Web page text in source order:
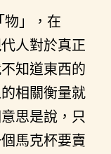
物」，在
人對於真正
知道東西的
相關衡量就
思是說，只
馬克杯要賣